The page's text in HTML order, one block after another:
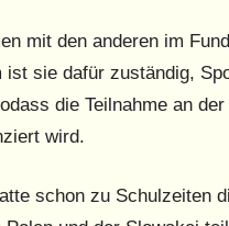
mit den anderen im
ist sie dafür zuständig,
die Teilnahme an
wird.
schon zu Schulzeiten